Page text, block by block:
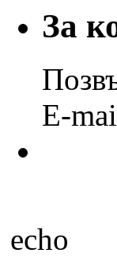
и
месеци
За
E-
echo